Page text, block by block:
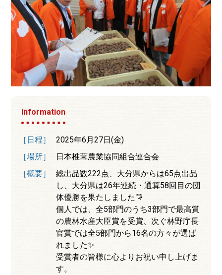
Information
［日程］
2025年6月27日(金)
［場所］
日本椎茸農業協同組合連合会
［概要］
総出品数222点、大分県からは65点出品
し、大分県は26年連続・通算58回目の団
体優勝を果たしました🎊
個人では、全5部門のうち3部門で最高賞
の農林水産大臣賞を受賞、次ぐ林野庁長
官賞では全5部門から16名の方々が選ば
れました✨
受賞者の皆様に心よりお祝い申し上げま
す。